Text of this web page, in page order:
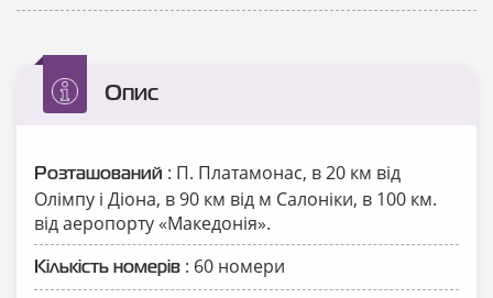
Опис
Розташований : П. Платамонас, в 20 км від
Олімпу і Діона, в 90 км від м Салоніки, в 100 км.
від аеропорту «Македонія».
Кількість номерів : 60 номери